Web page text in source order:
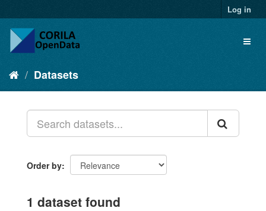
Log in
Datasets
Order by
1 dataset found